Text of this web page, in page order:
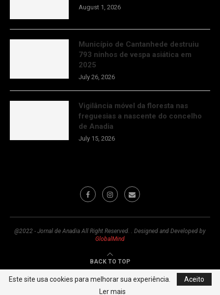
August 1, 2026
Município de Cantanhede destruiu
793 ninhos de vespa asiática em
2025
July 26, 2026
Vigilância móvel da floresta nas
freguesias a nascente do concelho
de Anadia
July 15, 2026
@2022 - Jornal de Anadia All Right Reserved. . Designed and Developed by
GlobalMind
BACK TO TOP
Este site usa cookies para melhorar sua experiência.
Aceito
Ler mais